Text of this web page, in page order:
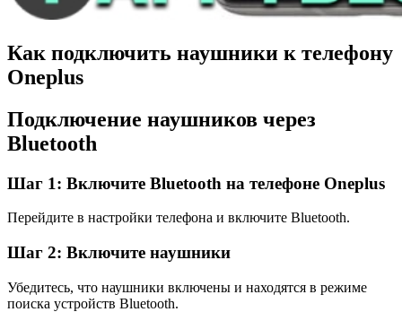
Как подключить наушники к телефону
Oneplus
Подключение наушников через
Bluetooth
Шаг 1: Включите Bluetooth на телефоне Oneplus
Перейдите в настройки телефона и включите Bluetooth.
Шаг 2: Включите наушники
Убедитесь, что наушники включены и находятся в режиме
поиска устройств Bluetooth.